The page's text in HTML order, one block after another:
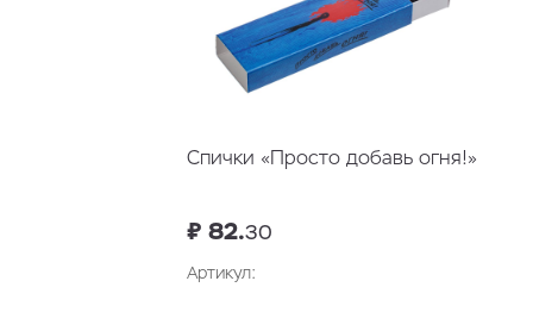
Спички «Просто добавь огня!»
₽ 82.30
Артикул: